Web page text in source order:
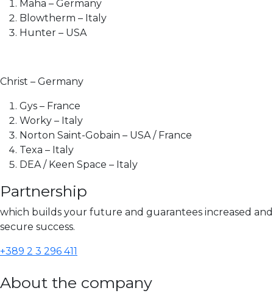
Maha – Germany
Blowtherm – Italy
Hunter – USA
Christ – Germany
Gys – France
Worky – Italy
Norton Saint-Gobain – USA / France
Texa – Italy
DEA / Keen Space – Italy
Partnership
which builds your future and guarantees increased and
secure success.
+389 2 3 296 411
About the company